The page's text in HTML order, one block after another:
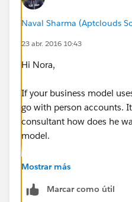
Naval Sharma (Aptclouds
23 abr. 2016 10:43
Hi Nora,
If your business model
go with person accounts.
consultant how does he
model.
These link might be helpful
http://
Mostrar más
Marcar como útil